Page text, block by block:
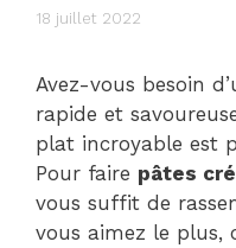
18 juillet 2022
Avez-vous besoin
rapide et
plat incroyable est
Pour faire pâtes
vous suffit de
vous aimez le plus,